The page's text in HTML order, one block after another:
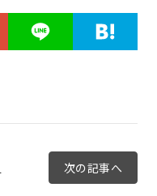
次の記事へ